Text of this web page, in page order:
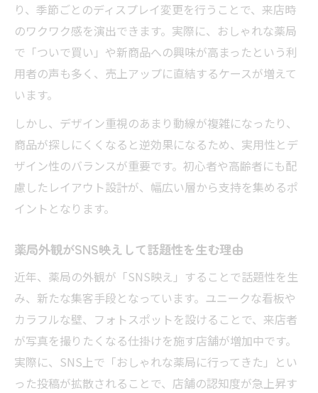
り、季節ごとのディスプレイ変更を行うことで、来店時
のワクワク感を演出できます。実際に、おしゃれな薬局
で「ついで買い」や新商品への興味が高まったという利
用者の声も多く、売上アップに直結するケースが増えて
います。
しかし、デザイン重視のあまり動線が複雑になったり、
商品が探しにくくなると逆効果になるため、実用性とデ
ザイン性のバランスが重要です。初心者や高齢者にも配
慮したレイアウト設計が、幅広い層から支持を集めるポ
イントとなります。
薬局外観がSNS映えして話題性を生む理由
近年、薬局の外観が「SNS映え」することで話題性を生
み、新たな集客手段となっています。ユニークな看板や
カラフルな壁、フォトスポットを設けることで、来店者
が写真を撮りたくなる仕掛けを施す店舗が増加中です。
実際に、SNS上で「おしゃれな薬局に行ってきた」とい
った投稿が拡散されることで、店舗の認知度が急上昇す